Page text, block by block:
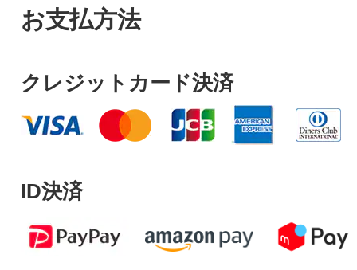
お支払方法
クレジットカード決済
ID決済